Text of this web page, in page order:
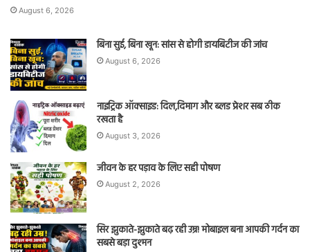
August 6, 2026
बिना सुई, बिना खून: सांस से होगी डायबिटीज की जांच
August 6, 2026
नाइट्रिक ऑक्साइड: दिल,दिमाग और ब्लड प्रेशर सब ठीक
रखता है
August 3, 2026
जीवन के हर पड़ाव के लिए सही पोषण
August 2, 2026
सिर झुकाते-झुकाते बढ़ रही उम्र! मोबाइल बना आपकी गर्दन का
सबसे बड़ा दुश्मन